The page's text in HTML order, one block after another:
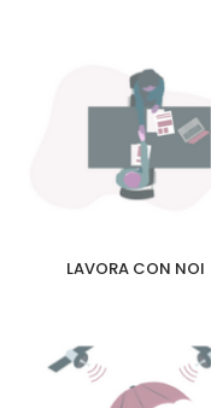
LAVORA CON NOI